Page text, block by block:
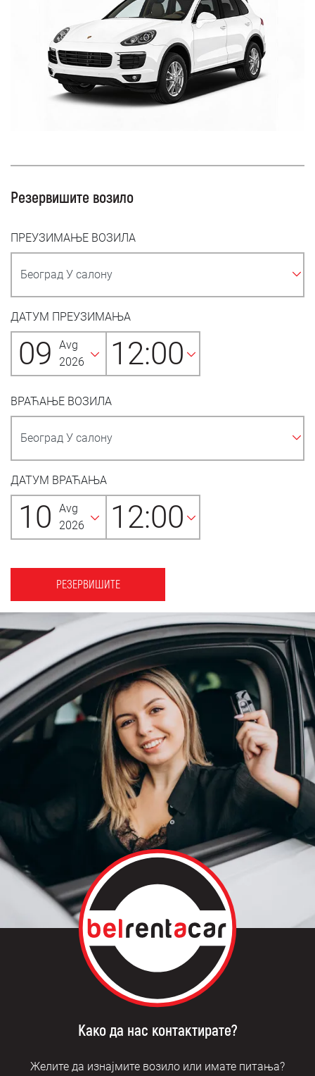
Резервишите возило
ПРЕУЗИМАЊЕ ВОЗИЛА
ДАТУМ ПРЕУЗИМАЊА
09
Avg
2026
12:00
ВРАЋАЊЕ ВОЗИЛА
ДАТУМ ВРАЋАЊА
10
Avg
2026
12:00
РЕЗЕРВИШИТЕ
Како да нас контактирате?
Желите да изнајмите возило или имате питања?